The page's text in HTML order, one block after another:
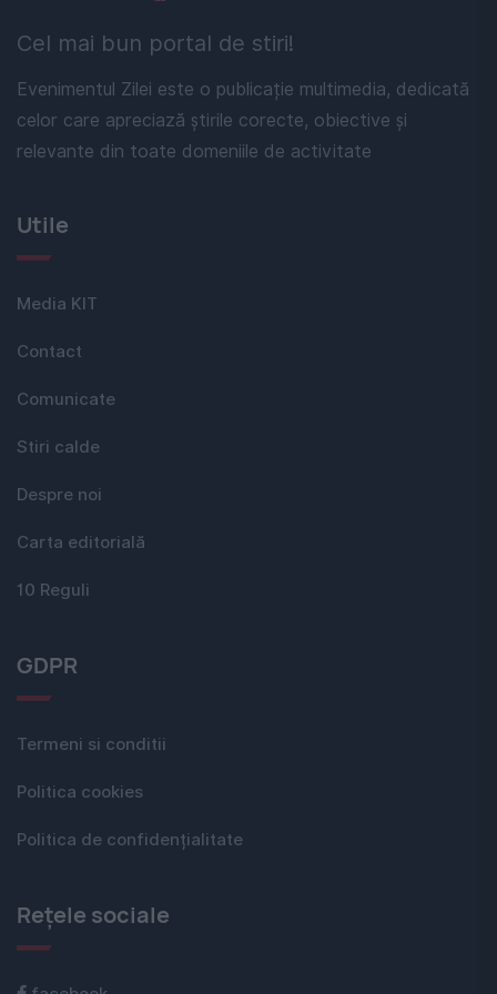
Cel mai bun portal de stiri!
Evenimentul Zilei este o publicație multimedia, dedicată
celor care apreciază știrile corecte, obiective și
relevante din toate domeniile de activitate
Utile
Media KIT
Contact
Comunicate
Stiri calde
Despre noi
Carta editorială
10 Reguli
GDPR
Termeni si conditii
Politica cookies
Politica de confidențialitate
Rețele sociale